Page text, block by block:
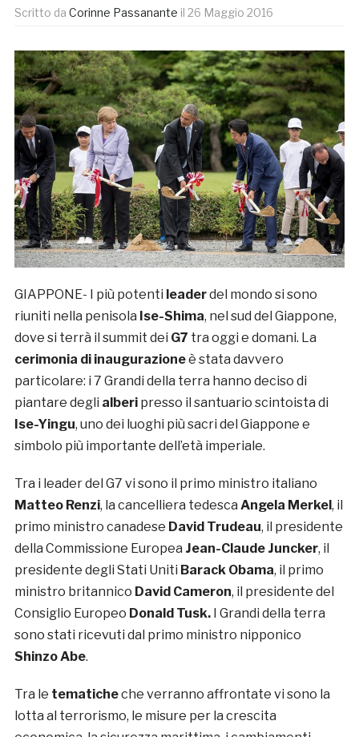
Scritto da Corinne Passanante il 26 Maggio 2016
GIAPPONE- I più potenti leaderdel mondo si sono
riuniti nella penisola Ise-Shima, nel sud del Giappone,
dove si terrà il summit dei G7 tra oggi e domani. La
cerimonia di inaugurazioneè stata davvero
particolare: i 7 Grandi della terra hanno deciso di
piantare degli alberipresso il santuario scintoista di
Ise-Yingu, uno dei luoghi più sacri del Giappone e
simbolo più importante dell’età imperiale.
Tra i leader del G7 vi sono il primo ministro italiano
Matteo Renzi, la cancelliera tedesca Angela Merkel, il
primo ministro canadese David Trudeau, il presidente
della Commissione Europea Jean-Claude Juncker, il
presidente degli Stati Uniti Barack Obama, il primo
ministro britannico David Cameron, il presidente del
Consiglio Europeo Donald Tusk.I Grandi della terra
sono stati ricevuti dal primo ministro nipponico
Shinzo Abe.
Tra le tematicheche verranno affrontate vi sono la
lotta al terrorismo, le misure per la crescita